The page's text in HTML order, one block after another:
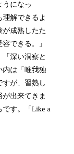
うになっ
解できるよ
が成熟したた
できる。」
深い洞察と
内は「唯我独
すが、習熟し
出来てきま
す。「Like a